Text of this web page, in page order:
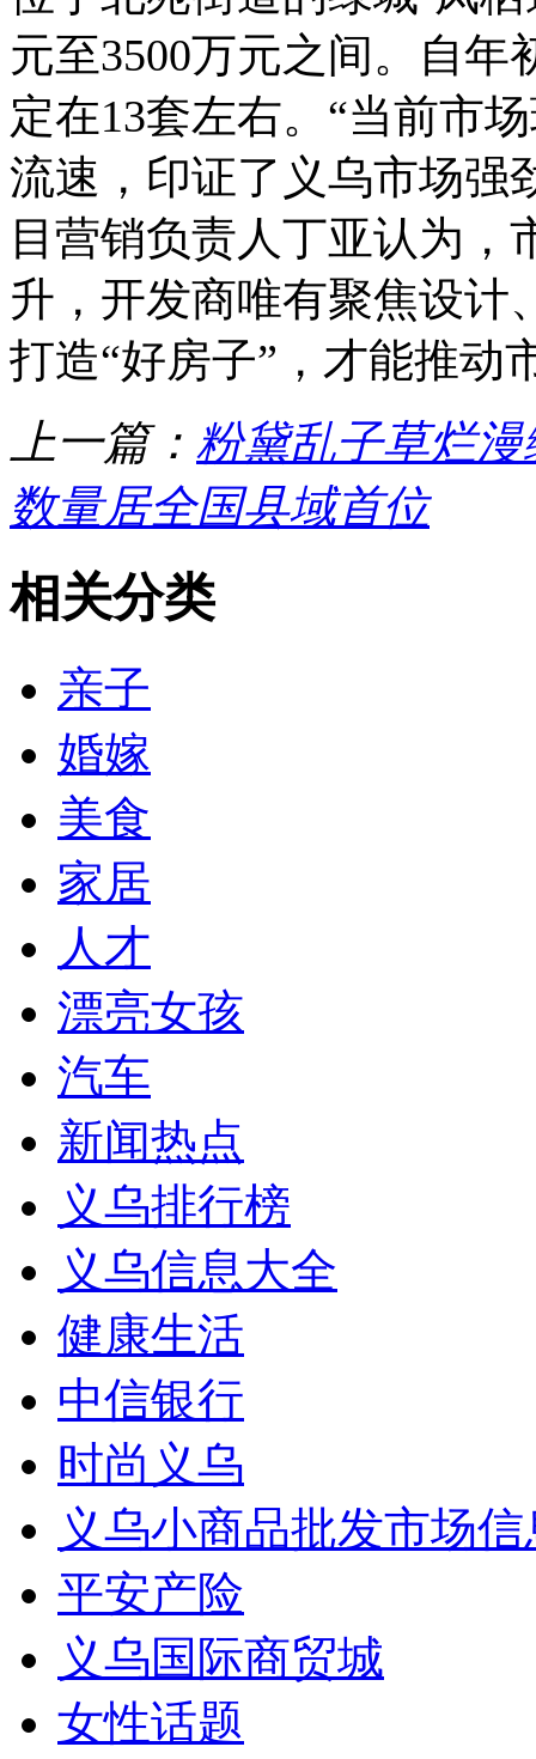
元至3500万元之间。自年
定在13套左右。“当前市
流速，印证了义乌市场强
目营销负责人丁亚认为，
升，开发商唯有聚焦设计
打造“好房子”，才能推动
上一篇： 粉黛乱子草烂漫
数量居全国县域首位
相关分类
亲子
婚嫁
美食
家居
人才
漂亮女孩
汽车
新闻热点
义乌排行榜
义乌信息大全
健康生活
中信银行
时尚义乌
义乌小商品批发市场
平安产险
义乌国际商贸城
女性话题